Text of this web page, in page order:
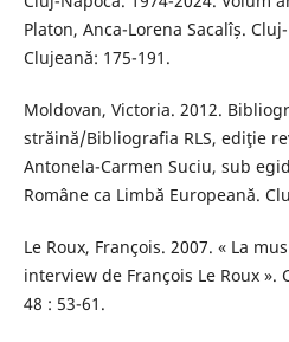
Platon, Anca-Lorena Sacalîș.
Clujeană: 175-191.
Moldovan, Victoria. 2012.
străină/Bibliografia RLS, ediţie
Antonela-Carmen Suciu, sub
Române ca Limbă Europeană.
Le Roux, François. 2007. « La
interview de François Le Roux ».
48 : 53-61.